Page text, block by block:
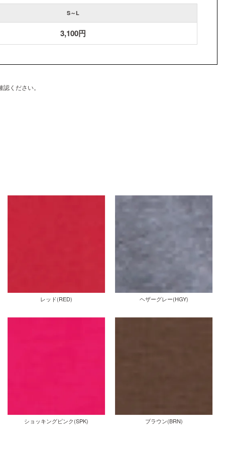
S～L
3,100円
ください。
レッド(RED) ヘザーグレー(HGY)
ショッキングピンク(SPK) ブラウン(BRN)